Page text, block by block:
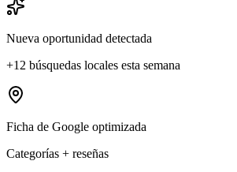
Nueva oportunidad detectada
+12 búsquedas locales esta semana
Ficha de Google optimizada
Categorías + reseñas